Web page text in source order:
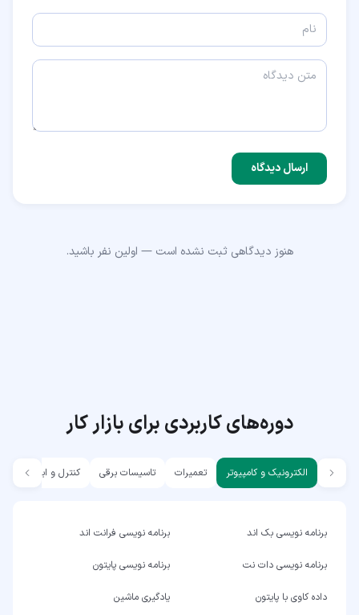
ارسال دیدگاه
هنوز دیدگاهی ثبت نشده است — اولین نفر باشید.
دوره‌های کاربردی برای بازار کار
الکترونیک و کامپیوتر تعمیرات تاسیسات برقی کنترل و ابزار دقیق
برنامه نویسی بک اند برنامه نویسی فرانت اند
برنامه نویسی دات نت برنامه نویسی پایتون
داده کاوی با پایتون یادگیری ماشین